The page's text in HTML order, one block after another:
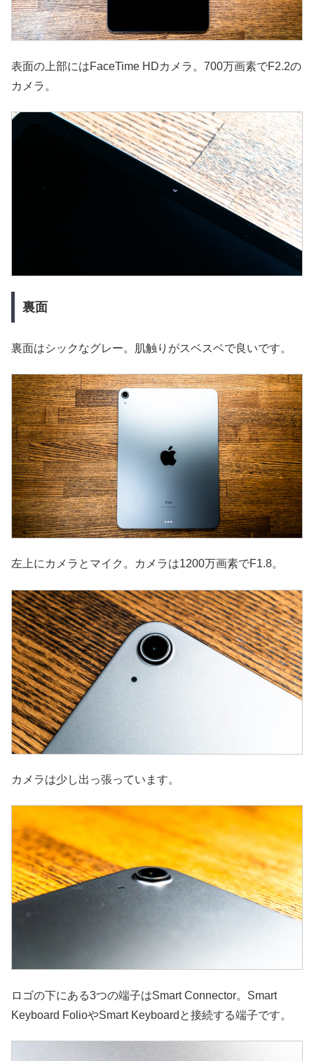
表面の上部にはFaceTime HDカメラ。700万画素でF2.2の
カメラ。
裏面
裏面はシックなグレー。肌触りがスベスベで良いです。
左上にカメラとマイク。カメラは1200万画素でF1.8。
カメラは少し出っ張っています。
ロゴの下にある3つの端子はSmart Connector。Smart
Keyboard FolioやSmart Keyboardと接続する端子です。